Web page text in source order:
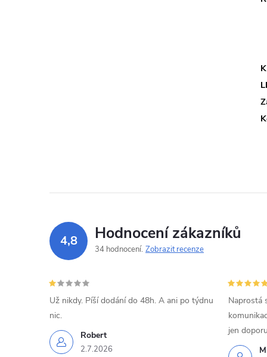
4,8 Hodnocení zákazníků
34 hodnocení Zobrazit recenze
Robert
2.7.2026
Už nikdy. Píší dodání do 48h. A ani po týdnu
nic.
Naprostá
jen